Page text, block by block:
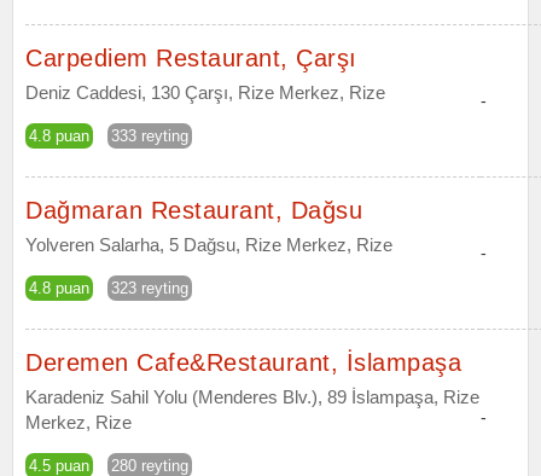
Carpediem Restaurant, Çarşı
Deniz Caddesi, 130 Çarşı, Rize Merkez, Rize
4.8 puan 333 reyting
-
Dağmaran Restaurant, Dağsu
Yolveren Salarha, 5 Dağsu, Rize Merkez, Rize
4.8 puan 323 reyting
-
Deremen Cafe&Restaurant, İslampaşa
Karadeniz Sahil Yolu (Menderes Blv.), 89 İslampaşa, Rize
Merkez, Rize
4.5 puan 280 reyting
-